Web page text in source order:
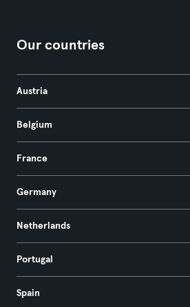
Our countries
Austria
Belgium
France
Germany
Netherlands
Portugal
Spain